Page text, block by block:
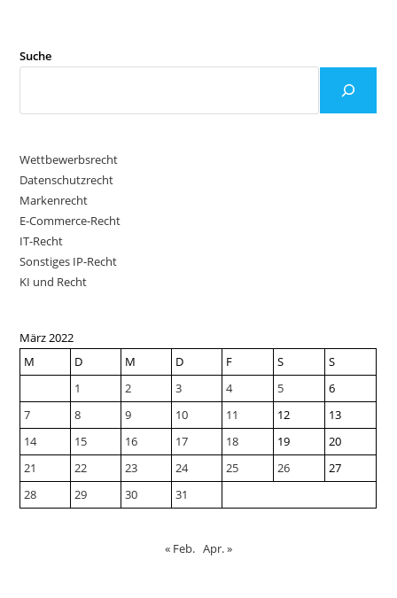
Suche
Wettbewerbsrecht
Datenschutzrecht
Markenrecht
E-Commerce-Recht
IT-Recht
Sonstiges IP-Recht
KI und Recht
März 2022
M
D M D F S
S
1
2 3 4 5
6
7
8 9 10 11 12
13
14
15 16 17 18 19
20
21
22 23 24 25 26
27
28
29 30 31
« Feb. Apr. »